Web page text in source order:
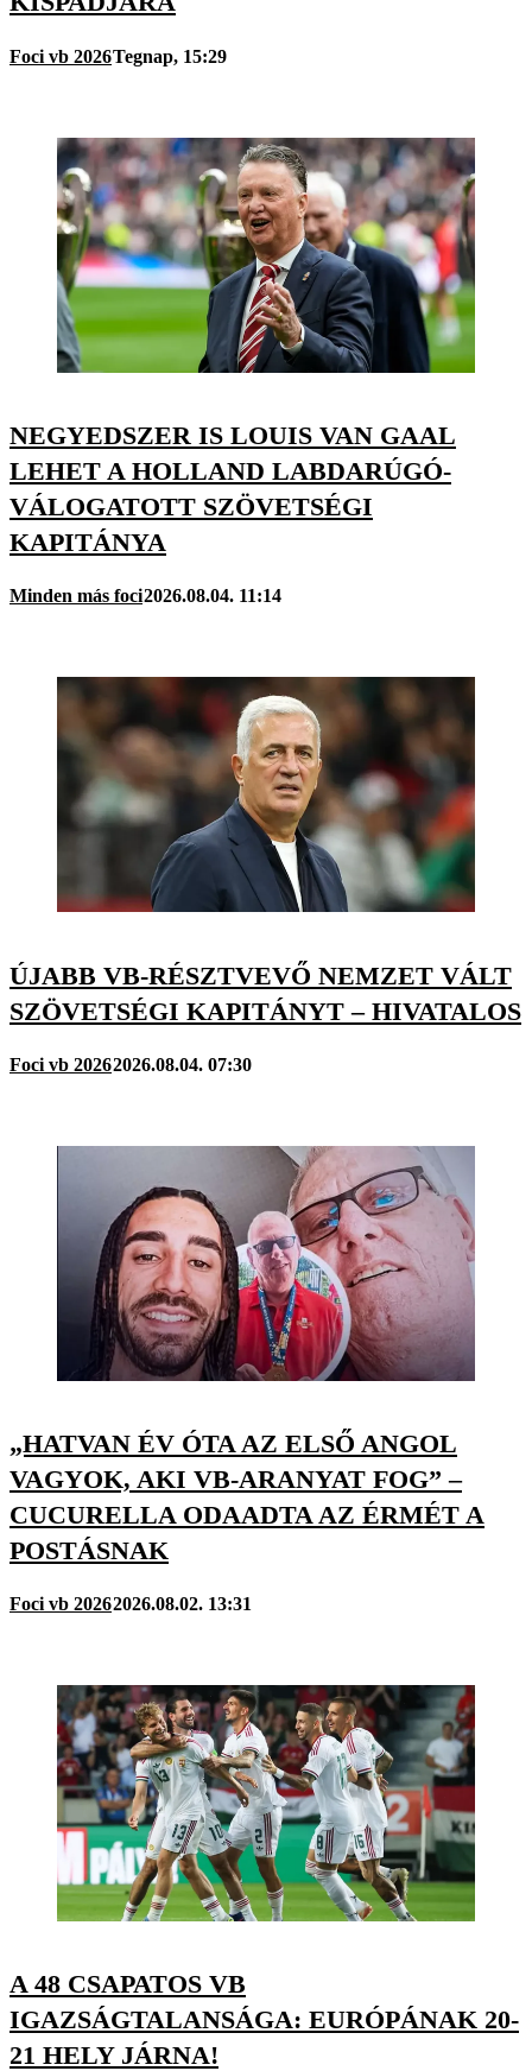
Foci vb 2026Tegnap, 15:29
NEGYEDSZER IS LOUIS VAN GAAL
LEHET A HOLLAND LABDARÚGÓ-
VÁLOGATOTT SZÖVETSÉGI
KAPITÁNYA
Minden más foci2026.08.04. 11:14
ÚJABB VB-RÉSZTVEVŐ NEMZET VÁLT
SZÖVETSÉGI KAPITÁNYT – HIVATALOS
Foci vb 20262026.08.04. 07:30
„HATVAN ÉV ÓTA AZ ELSŐ ANGOL
VAGYOK, AKI VB-ARANYAT FOG” –
CUCURELLA ODAADTA AZ ÉRMÉT A
POSTÁSNAK
Foci vb 20262026.08.02. 13:31
A 48 CSAPATOS VB
IGAZSÁGTALANSÁGA: EURÓPÁNAK 20-
21 HELY JÁRNA!